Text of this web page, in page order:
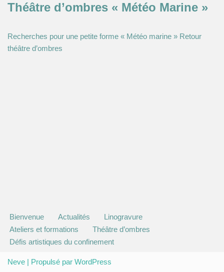
Théâtre d’ombres « Météo Marine »
Recherches pour une petite forme « Météo marine » Retour
théâtre d’ombres
Bienvenue Actualités
Linogravure
Ateliers et formations
Théâtre d’ombres
Défis artistiques du confinement
Neve | Propulsé par WordPress